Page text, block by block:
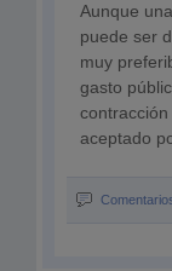
Aunque
puede ser
muy
gasto
aceptado